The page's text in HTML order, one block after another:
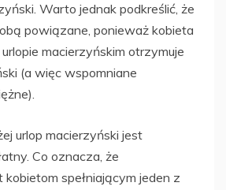
Warto jednak podkreślić, że
powiązane, ponieważ kobieta
macierzyńskim otrzymuje
(a więc wspomniane
urlop macierzyński jest
Co oznacza, że
spełniającym jeden z